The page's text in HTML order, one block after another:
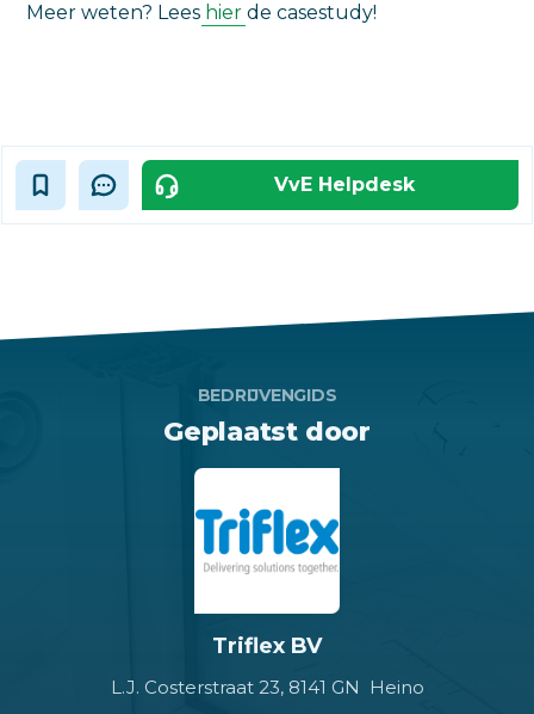
Meer weten? Lees hier de casestudy!
VvE Helpdesk
BEDRIJVENGIDS
Geplaatst door
Triflex BV
L.J. Costerstraat 23, 8141 GN Heino